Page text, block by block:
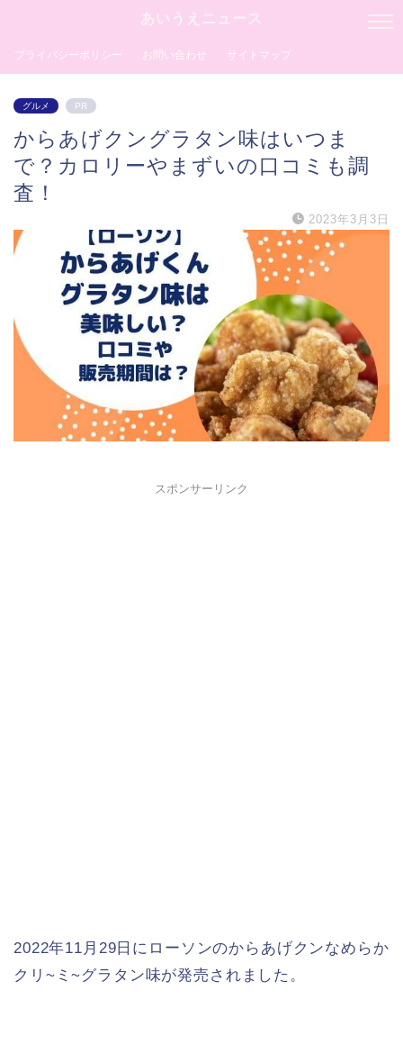
あいうえニュース
プライバシーポリシー お問い合わせ サイトマップ
グルメ PR
からあげクングラタン味はいつま
で？カロリーやまずいの口コミも調
査！
2023年3月3日
スポンサーリンク
2022年11月29日にローソンのからあげクンなめらか
クリ~ミ~グラタン味が発売されました。